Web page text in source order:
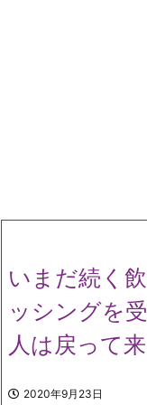
いまだ続く
ッシングを
人は戻って
2020年9月23日